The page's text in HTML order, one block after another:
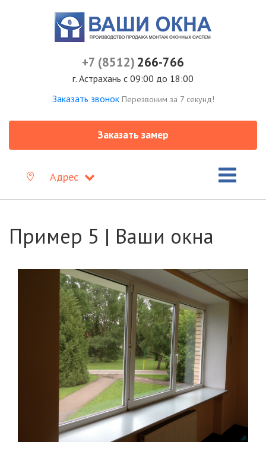
+7 (8512) 266-766
г. Астрахань с 09:00 до 18:00
Заказать звонок Перезвоним за 7 секунд!
Заказать замер
Адрес
Пример 5 | Ваши окна